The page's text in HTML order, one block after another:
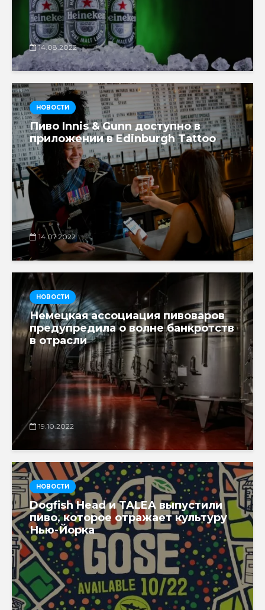
14.08.2022
НОВОСТИ
Пиво Innis & Gunn доступно в
приложении в Edinburgh Tattoo
14.07.2022
НОВОСТИ
Немецкая ассоциация пивоваров
предупредила о волне банкротств
в отрасли
19.10.2022
НОВОСТИ
Dogfish Head и TALEA выпустили
пиво, которое отражает культуру
Нью-Йорка